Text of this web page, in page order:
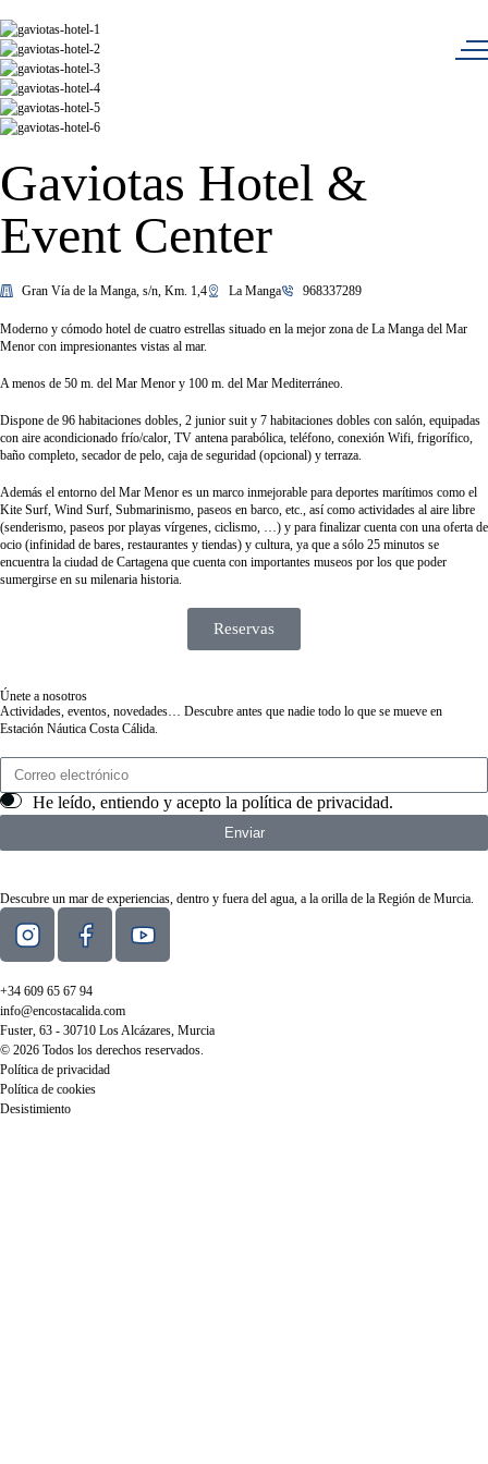
Gaviotas Hotel &
Event Center
Gran Vía de la Manga, s/n, Km. 1,4 La Manga 968337289
Moderno y cómodo hotel de cuatro estrellas situado en la mejor zona de La Manga del Mar
Menor con impresionantes vistas al mar.
A menos de 50 m. del Mar Menor y 100 m. del Mar Mediterráneo.
Dispone de 96 habitaciones dobles, 2 junior suit y 7 habitaciones dobles con salón, equipadas
con aire acondicionado frío/calor, TV antena parabólica, teléfono, conexión Wifi, frigorífico,
baño completo, secador de pelo, caja de seguridad (opcional) y terraza.
Además el entorno del Mar Menor es un marco inmejorable para deportes marítimos como el
Kite Surf, Wind Surf, Submarinismo, paseos en barco, etc., así como actividades al aire libre
(senderismo, paseos por playas vírgenes, ciclismo, …) y para finalizar cuenta con una oferta de
ocio (infinidad de bares, restaurantes y tiendas) y cultura, ya que a sólo 25 minutos se
encuentra la ciudad de Cartagena que cuenta con importantes museos por los que poder
sumergirse en su milenaria historia.
Reservas
Únete a nosotros
Actividades, eventos, novedades… Descubre antes que nadie todo lo que se mueve en
Estación Náutica Costa Cálida.
He leído, entiendo y acepto la política de privacidad.
Enviar
Descubre un mar de experiencias, dentro y fuera del agua, a la orilla de la Región de Murcia.
+34 609 65 67 94
info@encostacalida.com
Fuster, 63 - 30710 Los Alcázares, Murcia
© 2026 Todos los derechos reservados.
Política de privacidad
Política de cookies
Desistimiento